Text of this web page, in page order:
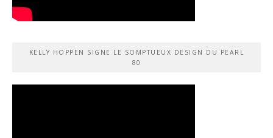
KELLY HOPPEN SIGNE LE SOMPTUEUX DESIGN DU PEARL
80